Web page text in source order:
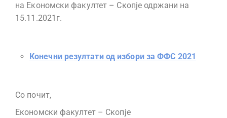
на Економски факултет – Скопје одржани на
15.11.2021г.
Конечни резултати од избори за ФФС 2021
Со почит,
Економски факултет – Скопје